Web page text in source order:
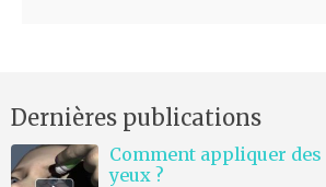
t
*
Dernières publications
Comment appliquer
yeux ?